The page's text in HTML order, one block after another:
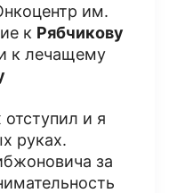
им.
к Рябчикову
к лечащему
и я
руках.
за